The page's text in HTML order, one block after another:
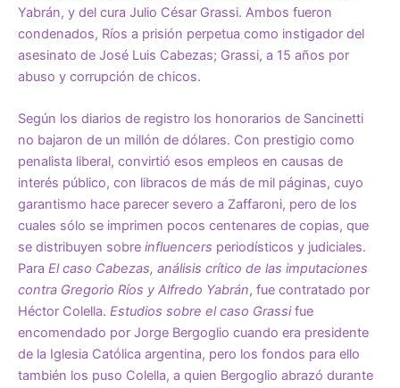
Yabrán, y del cura Julio César Grassi. Ambos fueron
condenados, Ríos a prisión perpetua como instigador del
asesinato de José Luis Cabezas; Grassi, a 15 años por
abuso y corrupción de chicos.
Según los diarios de registro los honorarios de Sancinetti
no bajaron de un millón de dólares. Con prestigio como
penalista liberal, convirtió esos empleos en causas de
interés público, con libracos de más de mil páginas, cuyo
garantismo hace parecer severo a Zaffaroni, pero de los
cuales sólo se imprimen pocos centenares de copias, que
se distribuyen sobre influencers periodísticos y judiciales.
Para El caso Cabezas, análisis crítico de las imputaciones
contra Gregorio Ríos y Alfredo Yabrán, fue contratado por
Héctor Colella. Estudios sobre el caso Grassifue
encomendado por Jorge Bergoglio cuando era presidente
de la Iglesia Católica argentina, pero los fondos para ello
también los puso Colella, a quien Bergoglio abrazó durante